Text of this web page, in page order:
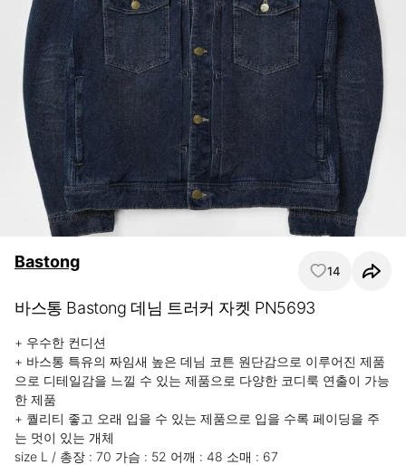
Bastong 14
바스통 Bastong 데님 트러커 자켓 PN5693
+ 우수한 컨디션
+ 바스통 특유의 짜임새 높은 데님 코튼 원단감으로 이루어진 제품
으로 디테일감을 느낄 수 있는 제품으로 다양한 코디룩 연출이 가능
한 제품
+ 퀄리티 좋고 오래 입을 수 있는 제품으로 입을 수록 페이딩을 주
는 멋이 있는 개체
size L / 총장 : 70 가슴 : 52 어깨 : 48 소매 : 67